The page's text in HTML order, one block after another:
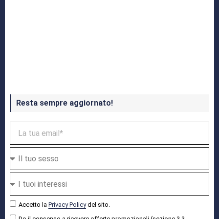
Resta sempre aggiornato!
Accetto la Privacy Policydel sito.